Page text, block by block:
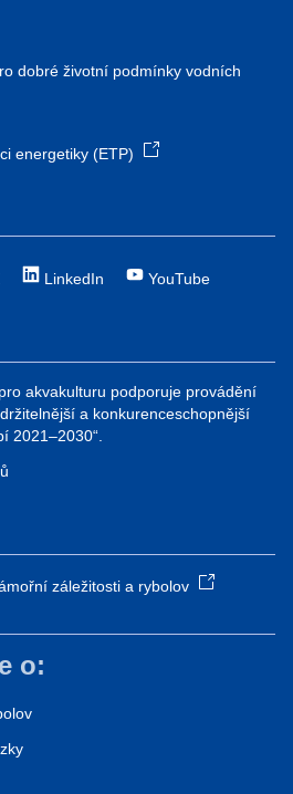
dobré životní podmínky vodních
energetiky (ETP)
LinkedIn YouTube
akvakulturu podporuje provádění
a konkurenceschopnější
2021–2030“.
záležitosti a rybolov
o: